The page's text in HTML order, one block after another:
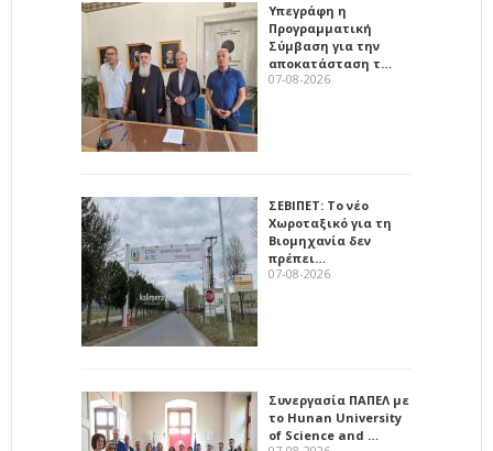
Υπεγράφη η
Προγραμματική
Σύμβαση για την
αποκατάσταση τ…
07-08-2026
ΣΕΒΙΠΕΤ: Το νέο
Χωροταξικό για τη
Βιομηχανία δεν
πρέπει…
07-08-2026
Συνεργασία ΠΑΠΕΛ με
το Hunan University
of Science and …